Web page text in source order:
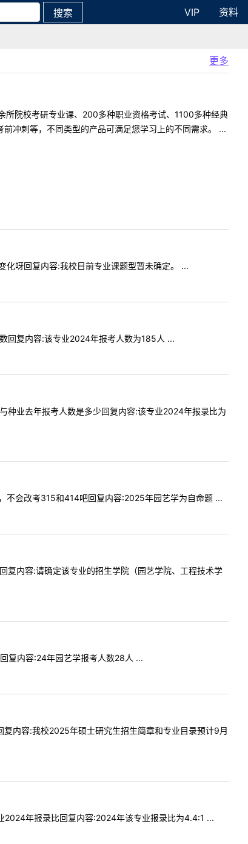
搜索 VIP
资料
更多
院校考研专业课、200多种职业资格考试、1100多种经典
冲刺等，不同类型的产品可满足您学习上的不同需求。 ...
呀回复内容:我校目前专业课题型暂未确定。 ...
回复内容:该专业2024年报考人数为185人 ...
业去年报考人数是多少回复内容:该专业2024年报录比为
会改考315和414吧回复内容:2025年园艺学为自命题 ...
内容:请确定该专业的招生学院（园艺学院、工程技术学
复内容:24年园艺学报考人数28人 ...
内容:我校2025年硕士研究生招生简章和专业目录预计9月
年报录比回复内容:2024年该专业报录比为4.4:1 ...